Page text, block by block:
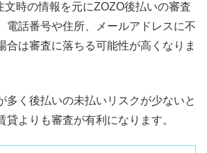
文時の情報を元にZOZO後払いの審査
電話番号や住所、メールアドレスに不
合は審査に落ちる可能性が高くなりま
多く後払いの未払いリスクが少ないと
貸よりも審査が有利になります。